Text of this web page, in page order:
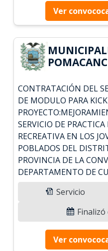
Ver
CONTRATACIÓN DEL
DE MODULO PARA
SERVICIO DE
RECREATIVA EN LOS
POBLADOS DEL
PROVINCIA DE LA
DEPARTAMENTO DE
Servicio
Ver